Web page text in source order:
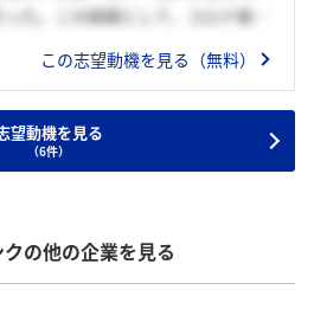
た。この経緯として、コロナ禍に
異が生じていたことが挙げられる。
組織は自由参加の和やかな組織であ
しければいいという考えだった。
定する力を育みその力を活かした
視座で同じ目標を目指せる仲間が
この志望動機を見る（無料）
望動機を見る
（6件）
の他の企業を見る